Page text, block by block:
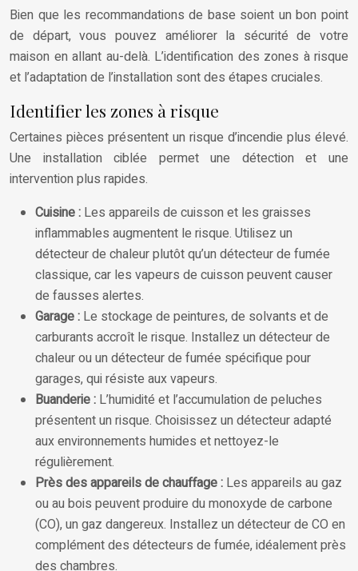
Bien que les recommandations de base soient un bon point
de départ, vous pouvez améliorer la sécurité de votre
maison en allant au-delà. L’identification des zones à risque
et l’adaptation de l’installation sont des étapes cruciales.
Identifier les zones à risque
Certaines pièces présentent un risque d’incendie plus élevé.
Une installation ciblée permet une détection et une
intervention plus rapides.
Cuisine : Les appareils de cuisson et les graisses
inflammables augmentent le risque. Utilisez un
détecteur de chaleur plutôt qu’un détecteur de fumée
classique, car les vapeurs de cuisson peuvent causer
de fausses alertes.
Garage : Le stockage de peintures, de solvants et de
carburants accroît le risque. Installez un détecteur de
chaleur ou un détecteur de fumée spécifique pour
garages, qui résiste aux vapeurs.
Buanderie : L’humidité et l’accumulation de peluches
présentent un risque. Choisissez un détecteur adapté
aux environnements humides et nettoyez-le
régulièrement.
Près des appareils de chauffage : Les appareils au gaz
ou au bois peuvent produire du monoxyde de carbone
(CO), un gaz dangereux. Installez un détecteur de CO en
complément des détecteurs de fumée, idéalement près
des chambres.